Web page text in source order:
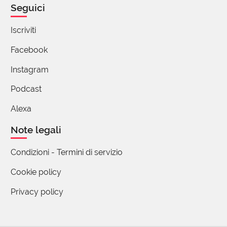
occasionalità e casualità che il tedesco e il
greco moderno esprimono il concetto di
'avventizio', con i termini zufällig e τυχαίος:
precarietà di un lavoratore in prova o appena
assunto. Probabilmente queste lingue
diverse di 'avventizio'.
Maria Grazia Mosconi
Mi piace molto l'avventizio nell'accezione di ciò che
irrompe in un flusso regolare di routine...ben venga
Seguici
Iscriviti
Facebook
Instagram
Podcast
Alexa
Note legali
Condizioni - Termini di servizio
Cookie policy
Privacy policy